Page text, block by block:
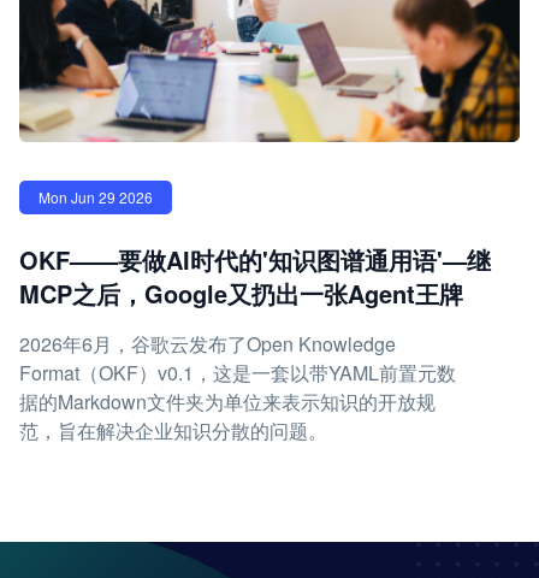
Mon Jun 29 2026
OKF——要做AI时代的'知识图谱通用语'—继
MCP之后，Google又扔出一张Agent王牌
2026年6月，谷歌云发布了Open Knowledge
Format（OKF）v0.1，这是一套以带YAML前置元数
据的Markdown文件夹为单位来表示知识的开放规
范，旨在解决企业知识分散的问题。